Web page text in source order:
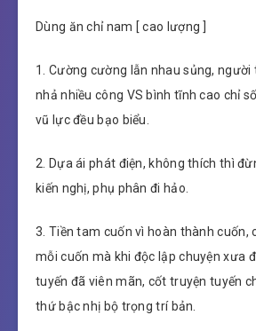
Dùng ăn chỉ nam [ cao lượng ]
1. Cường cường lẫn nhau sủng, người
nhả nhiều công VS bình tĩnh cao chỉ
vũ lực đều bạo biểu.
2. Dựa ái phát điện, không thích thì
kiến nghị, phụ phân đi hảo.
3. Tiền tam cuốn vì hoàn thành cuốn,
mỗi cuốn mà khi độc lập chuyện xưa
tuyến đã viên mãn, cốt truyện tuyến
thứ bậc nhị bộ trọng trí bản.